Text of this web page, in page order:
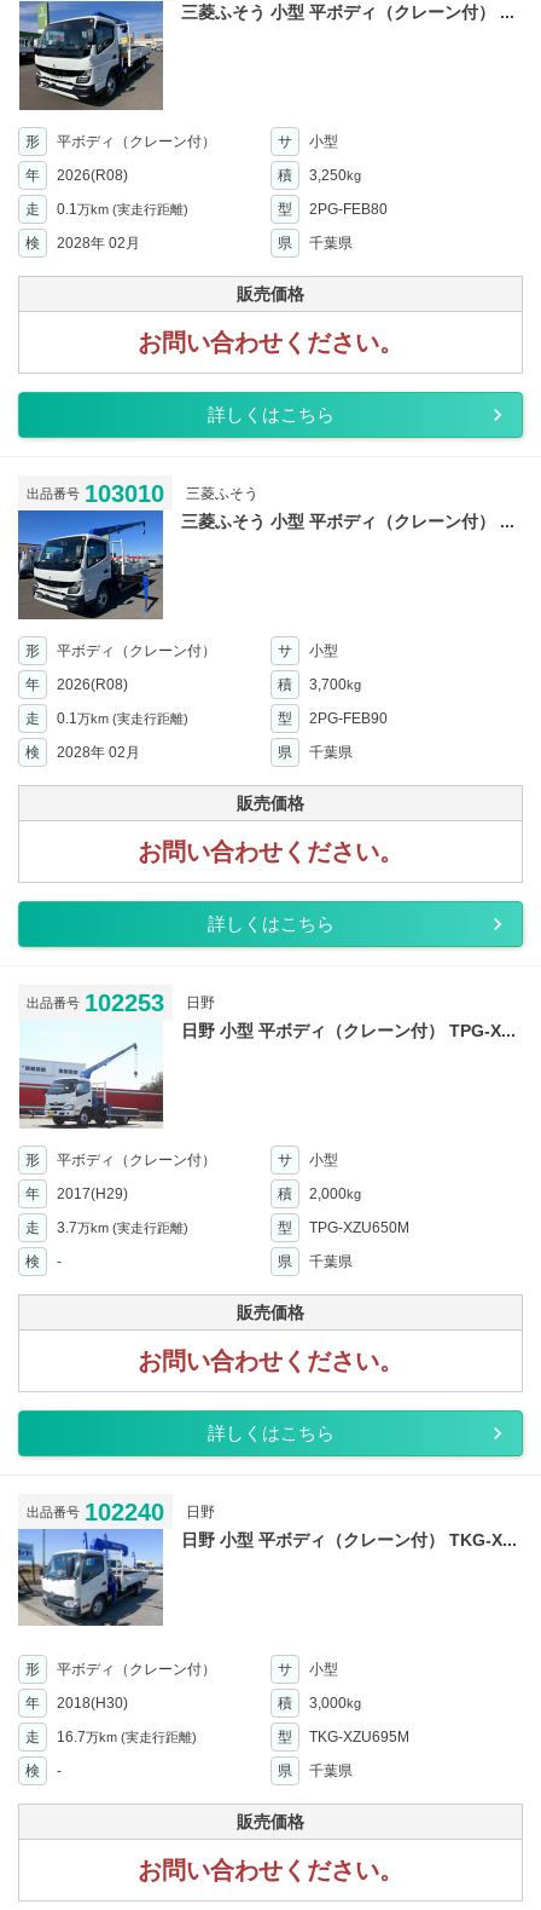
三菱ふそう 小型 平ボディ（クレーン付） ...
形 平ボディ（クレーン付） サ
小型
年
2026(R08) 積 3,250kg
走 0.1万km (実走行距離) 型
2PG-FEB80
検
2028年 02月 県 千葉県
販売価格
お問い合わせください。
詳しくはこちら
出品番号 103010 三菱ふそう
三菱ふそう 小型 平ボディ（クレーン付） ...
形 平ボディ（クレーン付） サ
小型
年
2026(R08) 積 3,700kg
走 0.1万km (実走行距離) 型
2PG-FEB90
検
2028年 02月 県 千葉県
販売価格
お問い合わせください。
詳しくはこちら
出品番号 102253 日野
日野 小型 平ボディ（クレーン付） TPG-X...
形 平ボディ（クレーン付） サ
小型
年
2017(H29) 積 2,000kg
走 3.7万km (実走行距離) 型
TPG-XZU650M
検
- 県 千葉県
販売価格
お問い合わせください。
詳しくはこちら
出品番号 102240 日野
日野 小型 平ボディ（クレーン付） TKG-X...
形 平ボディ（クレーン付） サ
小型
年
2018(H30) 積 3,000kg
走 16.7万km (実走行距離) 型
TKG-XZU695M
検
- 県 千葉県
販売価格
お問い合わせください。